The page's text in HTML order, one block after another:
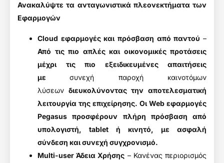
Ανακαλύψτε τα ανταγωνιστικά πλεονεκτήματα των
Εφαρμογών
Cloud εφαρμογές και πρόσβαση από παντού –
Από τις πιο απλές και οικονομικές προτάσεις
μέχρι τις πιο εξειδικευμένες απαιτήσεις
μεσυνεχή παροχή καινοτόμων
λύσεων διευκολύνοντας την αποτελεσματική
λειτουργία της επιχείρησης. Οι Web εφαρμογές
Pegasus προσφέρουν πλήρη πρόσβαση από
υπολογιστή, tablet ή κινητό, με ασφαλή
σύνδεση και συνεχή συγχρονισμό.
Multi-user Άδεια Χρήσης – Κανένας περιορισμός